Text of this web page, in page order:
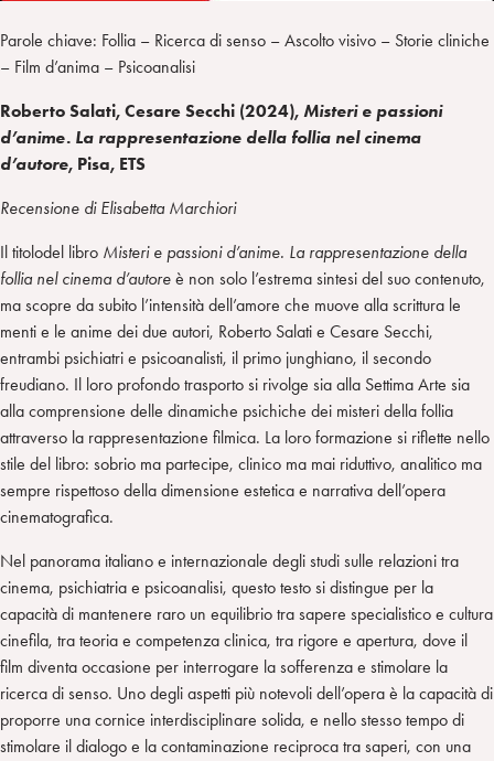
Parole chiave: Follia – Ricerca di senso – Ascolto visivo – Storie cliniche
– Film d’anima – Psicoanalisi
Roberto Salati, Cesare Secchi (2024), Misteri e passioni
d’anime. La rappresentazione della follia nel cinema
d’autore, Pisa, ETS
Recensione di Elisabetta Marchiori
Il titolodel libro Misteri e passioni d’anime. La rappresentazione della
follia nel cinema d’autore è non solo l’estrema sintesi del suo contenuto,
ma scopre da subito l’intensità dell’amore che muove alla scrittura le
menti e le anime dei due autori, Roberto Salati e Cesare Secchi,
entrambi psichiatri e psicoanalisti, il primo junghiano, il secondo
freudiano. Il loro profondo trasporto si rivolge sia alla Settima Arte sia
alla comprensione delle dinamiche psichiche dei misteri della follia
attraverso la rappresentazione filmica. La loro formazione si riflette nello
stile del libro: sobrio ma partecipe, clinico ma mai riduttivo, analitico ma
sempre rispettoso della dimensione estetica e narrativa dell’opera
cinematografica.
Nel panorama italiano e internazionale degli studi sulle relazioni tra
cinema, psichiatria e psicoanalisi, questo testo si distingue per la
capacità di mantenere raro un equilibrio tra sapere specialistico e cultura
cinefila, tra teoria e competenza clinica, tra rigore e apertura, dove il
film diventa occasione per interrogare la sofferenza e stimolare la
ricerca di senso. Uno degli aspetti più notevoli dell’opera è la capacità di
proporre una cornice interdisciplinare solida, e nello stesso tempo di
stimolare il dialogo e la contaminazione reciproca tra saperi, con una